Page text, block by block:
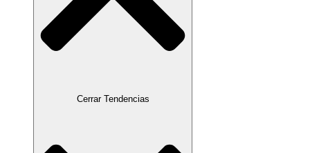
Cerrar Tendencias